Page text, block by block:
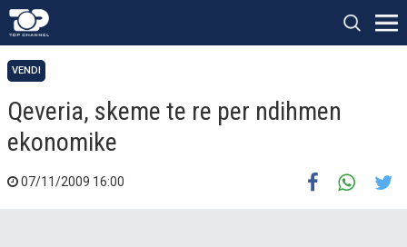
VENDI
Qeveria, skeme te re per ndihmen
ekonomike
07/11/2009 16:00